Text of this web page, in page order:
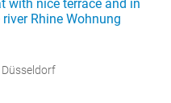
with nice terrace and in
Rhine Wohnung